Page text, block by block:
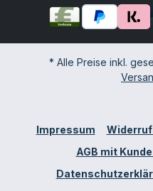
* Alle Preise inkl.
Impressum
AGB mit